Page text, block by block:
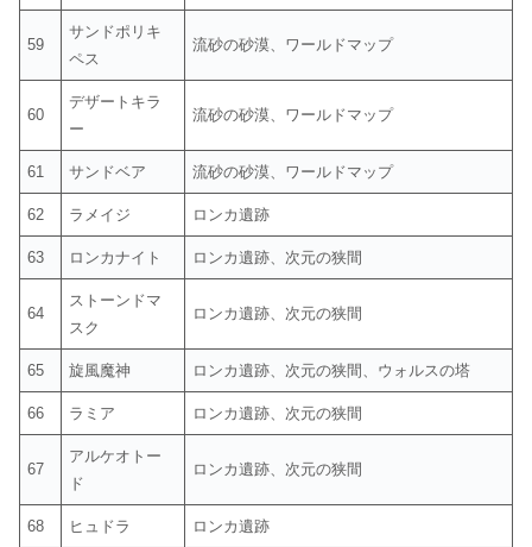
59
サンドポリキ
ペス
流砂の砂漠、ワールドマップ
60
デザートキラ
ー
流砂の砂漠、ワールドマップ
61 サンドベア 流砂の砂漠、ワールドマップ
62 ラメイジ ロンカ遺跡
63 ロンカナイト ロンカ遺跡、次元の狭間
64
ストーンドマ
スク
ロンカ遺跡、次元の狭間
65 旋風魔神 ロンカ遺跡、次元の狭間、ウォルスの塔
66 ラミア ロンカ遺跡、次元の狭間
67
アルケオトー
ド
ロンカ遺跡、次元の狭間
68 ヒュドラ ロンカ遺跡